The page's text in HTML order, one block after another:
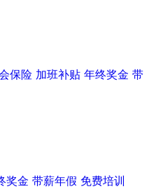
保险 加班补贴 年终奖金 带
奖金 带薪年假 免费培训